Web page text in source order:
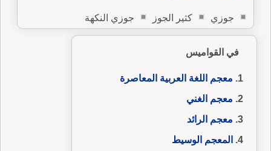
جوزي كثير الجوز جوزي النكهة
في القواميس
معجم اللغة العربية المعاصرة
معجم الغني
معجم الرائد
المعجم الوسيط